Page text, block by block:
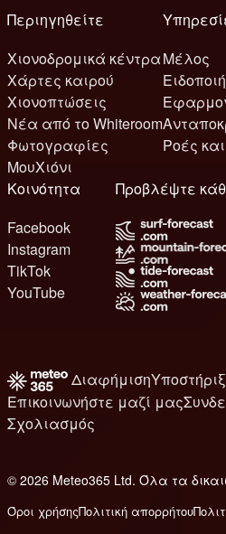
Περιηγηθείτε
Χιονοδρομικά κέντρα
Χάρτες καιρού
Χιονοπτώσεις
Νέα από το Whiteroom
Φωτογραφίες
ΜουΧιόνι
Μέλος
Ροές
Κοινότητα
Facebook
Instagram
TikTok
YouTube
Προβλέψτε
Διαφήμιση
Επικοινωνήστε μαζί μας
Σχολιασμός
© 2026 Meteo365 Ltd. Όλα τα
Όροι χρήσηςΠολιτική απορρήτου